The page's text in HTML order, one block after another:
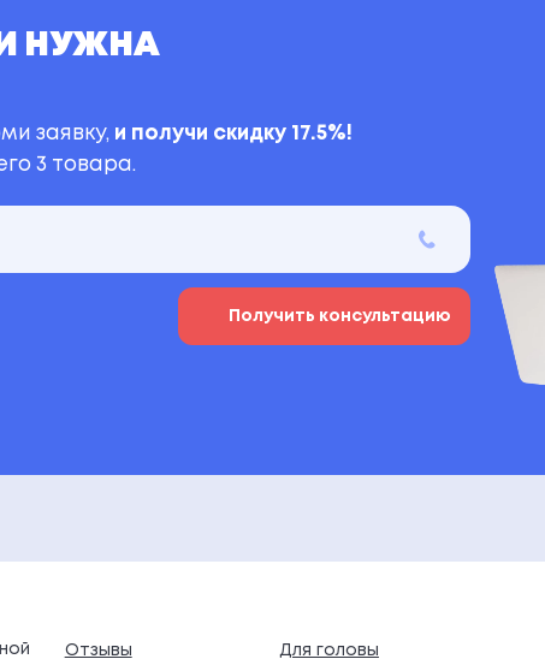
НУЖНА
заявку, и получи скидку 17.5%!
3 товара.
Получить консультацию
Отзывы Для головы